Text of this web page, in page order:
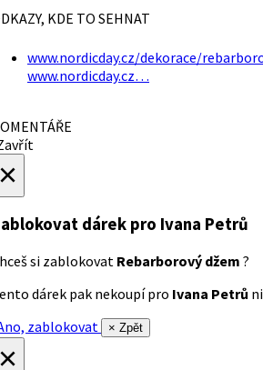
KDE TO SEHNAT
www.nordicday.cz/dekorace/
www.nordicday.cz…
dárek pro Ivana Petrů
si zablokovat Rebarborový džem ?
dárek pak nekoupí pro Ivana Petrů
zablokovat
× Zpět